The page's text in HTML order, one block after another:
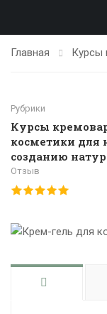
Главная Курсы
Рубрики
Курсы
косметики для
созданию
Отзыв